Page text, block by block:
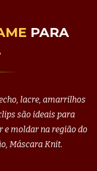
PARA
lacre, amarrilhos
são ideais para
e moldar na região do
Máscara Knit.